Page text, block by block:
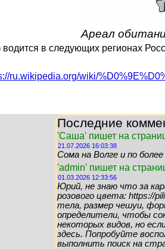
Ареал
в следующих регионах
ru.wikipedia.org/wiki/
Последние
'Саша' пишет на
21.07.2026 16:03:38
Сома на Волге и по
'admin' пишет на
01.03.2026 12:33:56
Юрий, не знаю что за
розового цвета: https://
тела, размер чешуи,
определители, чтобы
некоторых видов, но
здесь. Попробуйте
выполнить поиск на